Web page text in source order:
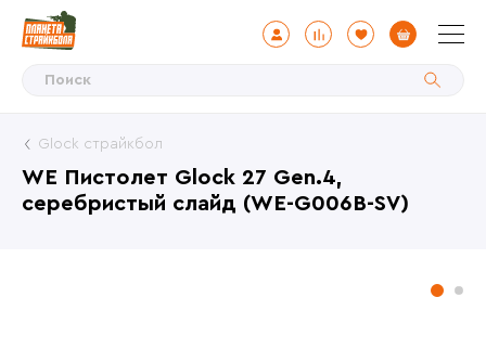
WE Пистолет Glock 27 Gen.4,
серебристый слайд (WE-G006B-SV)
Glock страйкбол